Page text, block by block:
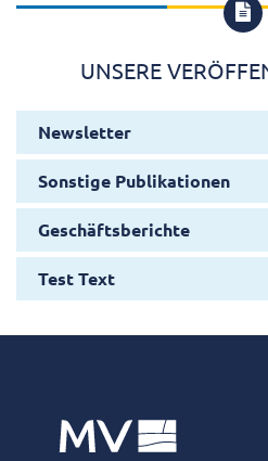

UNSERE
Newsletter
Sonstige Publikationen
Geschäftsberichte
Test Text